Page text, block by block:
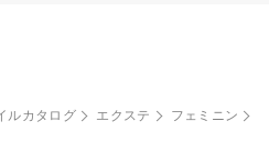
ルカタログ エクステ
フェミニン